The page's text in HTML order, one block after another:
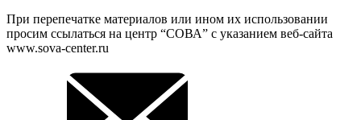
При перепечатке материалов или ином их использовании
просим ссылаться на центр “СОВА” с указанием веб-сайта
www.sova-center.ru